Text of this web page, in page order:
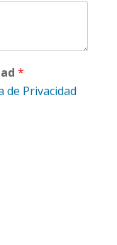
*
de Privacidad